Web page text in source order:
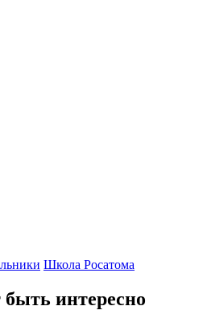
Школа Росатома
интересно